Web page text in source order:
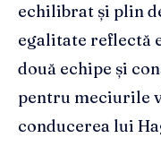
echilibrat și plin
egalitate reflectă
două echipe și
pentru meciurile
conducerea lui